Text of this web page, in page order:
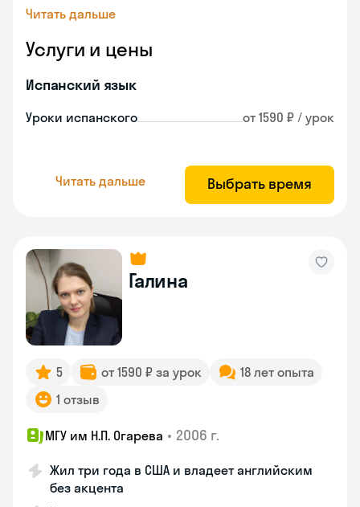
Читать дальше
Услуги и цены
Испанский язык
Уроки испанского от 1590 ₽ / урок
Читать дальше Выбрать время
Галина
5 от 1590 ₽ за урок
18 лет опыта
1 отзыв
МГУ им Н.П. Огарева • 2006 г.
Жил три года в США и владеет английским
без акцента